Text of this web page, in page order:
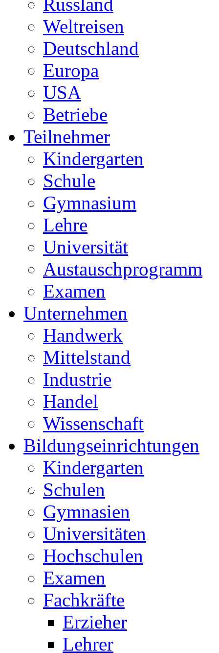
Russland
Weltreisen
Deutschland
Europa
USA
Betriebe
Teilnehmer
Kindergarten
Schule
Gymnasium
Lehre
Universität
Austauschprogramm
Examen
Unternehmen
Handwerk
Mittelstand
Industrie
Handel
Wissenschaft
Bildungseinrichtungen
Kindergarten
Schulen
Gymnasien
Universitäten
Hochschulen
Examen
Fachkräfte
Erzieher
Lehrer